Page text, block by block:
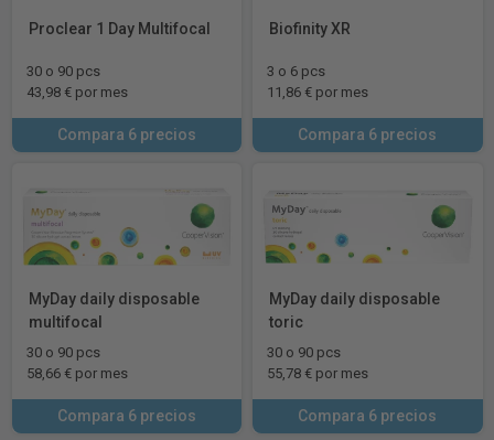
Proclear 1 Day Multifocal
30 o 90 pcs
43,98 € por mes
Compara 6 precios
Biofinity XR
3 o 6 pcs
11,86 € por mes
Compara 6 precios
MyDay daily disposable
multifocal
30 o 90 pcs
58,66 € por mes
Compara 6 precios
MyDay daily disposable
toric
30 o 90 pcs
55,78 € por mes
Compara 6 precios